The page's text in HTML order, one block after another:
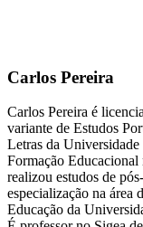
Carlos Pereira
Carlos Pereira é
variante de Estudos
Letras da
Formação Educacional
realizou estudos de
especialização na área
Educação da